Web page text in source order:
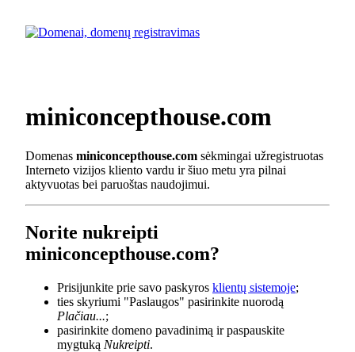
miniconcepthouse.com
Domenas miniconcepthouse.com sėkmingai užregistruotas
Interneto vizijos kliento vardu ir šiuo metu yra pilnai
aktyvuotas bei paruoštas naudojimui.
Norite nukreipti
miniconcepthouse.com?
Prisijunkite prie savo paskyros klientų sistemoje;
ties skyriumi "Paslaugos" pasirinkite nuorodą
Plačiau...;
pasirinkite domeno pavadinimą ir paspauskite
mygtuką Nukreipti.